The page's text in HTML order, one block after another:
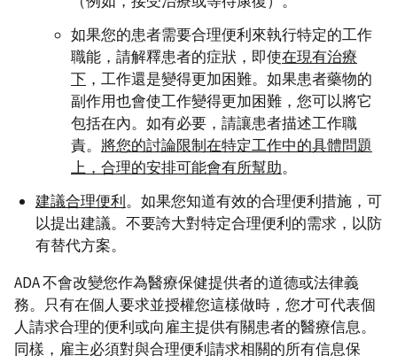
如果您的患者需要合理便利來執行特定的工作
職能，請解釋患者的症狀，即使在現有治療
下 ，工作還是變得更加困難。如果患者藥物的
副作用也會使工作變得更加困難，您可以將它
包括在內。如有必要，請讓患者描述工作職
責。 將您的討論限制在特定工作中的具體問題
上，合理的安排可能會有所幫助。
建議合理便利。如果您知道有效的合理便利措施，可
以提出建議。不要誇大對特定合理便利的需求，以防
有替代方案。
ADA 不會改變您作為醫療保健提供者的道德或法律義
務。只有在個人要求並授權您這樣做時，您才可代表個
人請求合理的便利或向雇主提供有關患者的醫療信息。
同樣，雇主必須對與合理便利請求相關的所有信息保